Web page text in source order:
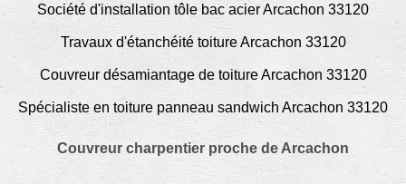
Société d'installation tôle bac acier Arcachon 33120
Travaux d'étanchéité toiture Arcachon 33120
Couvreur désamiantage de toiture Arcachon 33120
Spécialiste en toiture panneau sandwich Arcachon 33120
Couvreur charpentier proche de Arcachon